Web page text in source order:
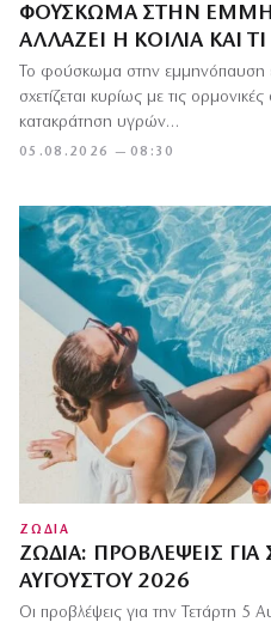
ΦΟΎΣΚΩΜΑ ΣΤΗΝ
ΑΛΛΆΖΕΙ Η ΚΟΙΛΙΆ ΚΑΙ
05.08.2026 — 08:30
Το φούσκωμα στην εμμηνόπαυση
σχετίζεται κυρίως με τις
κατακράτηση υγρών…
ΖΩΔΙΑ
ΖΏΔΙΑ: ΠΡΟΒΛΈΨΕΙΣ
ΑΥΓΟΎΣΤΟΥ 2026
Οι προβλέψεις για την Τετάρτη 5